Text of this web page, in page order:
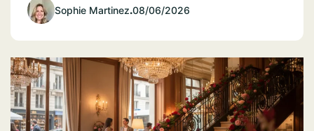
Sophie Martinez.08/06/2026